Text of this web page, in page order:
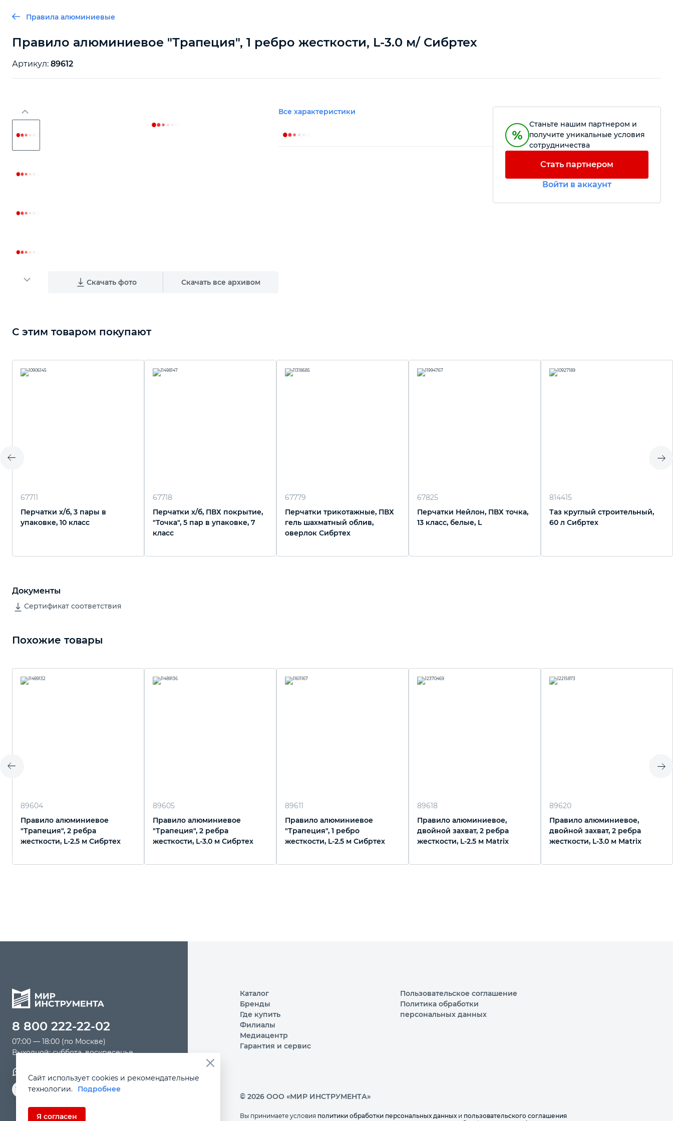
Правила алюминиевые
Правило алюминиевое "Трапеция", 1 ребро жесткости, L-3.0 м/ Сибртех
Артикул: 89612
Скачать фото Скачать все архивом
Все характеристики
Станьте нашим партнером и
получите уникальные условия
сотрудничества
Стать партнером
Войти в аккаунт
С этим товаром покупают
67711
Перчатки х/б, 3 пары в
упаковке, 10 класс
67718
Перчатки х/б, ПВХ покрытие,
"Точка", 5 пар в упаковке, 7
класс
67779
Перчатки трикотажные, ПВХ
гель шахматный облив,
оверлок Сибртех
67825
Перчатки Нейлон, ПВХ точка,
13 класс, белые, L
814415
Таз круглый строительный,
60 л Сибртех
Документы
Сертификат соответствия
Похожие товары
89604
Правило алюминиевое
"Трапеция", 2 ребра
жесткости, L-2.5 м Сибртех
89605
Правило алюминиевое
"Трапеция", 2 ребра
жесткости, L-3.0 м Сибртех
89611
Правило алюминиевое
"Трапеция", 1 ребро
жесткости, L-2.5 м Сибртех
89618
Правило алюминиевое,
двойной захват, 2 ребра
жесткости, L-2.5 м Matrix
89620
Правило алюминиевое,
двойной захват, 2 ребра
жесткости, L-3.0 м Matrix
8 800 222-22-02
07:00 — 18:00 (по Москве)
Выходной: суббота, воскресенье
Каталог
Бренды
Где купить
Филиалы
Медиацентр
Гарантия и сервис
Пользовательское соглашение
Политика обработки
персональных данных
© 2026 ООО «МИР ИНСТРУМЕНТА»
Вы принимаете условия политики обработки персональных данныхи пользовательского соглашения
Сайт использует cookies и рекомендательные
технологии.
Подробнее
Я согласен